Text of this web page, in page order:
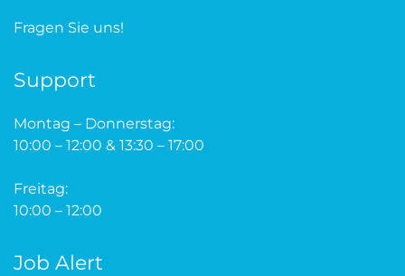
Fragen Sie uns!
Support
Montag – Donnerstag:
10:00 – 12:00 & 13:30 – 17:00
Freitag:
10:00 – 12:00
Job Alert